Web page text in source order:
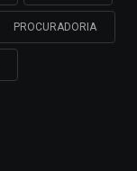
PROCURADORIA